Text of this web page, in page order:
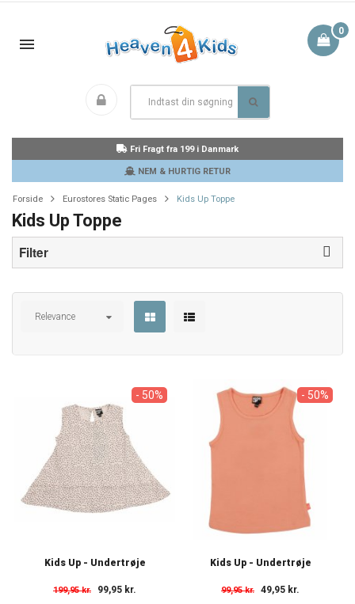
0
Fri Fragt fra 199 i Danmark
NEM & HURTIG RETUR
Forside Eurostores Static Pages Kids Up Toppe
Kids Up Toppe
Filter
Relevance
- 50%
Kids Up - Undertrøje
199,95 kr. 99,95 kr.
- 50%
Kids Up - Undertrøje
99,95 kr. 49,95 kr.